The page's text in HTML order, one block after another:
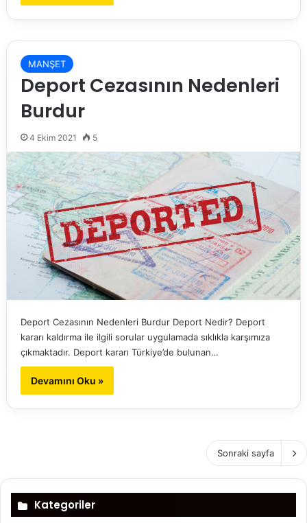
MANŞET
Deport Cezasının Nedenleri
Burdur
4 Ekim 2021 5
Deport Cezasının Nedenleri Burdur Deport Nedir? Deport
kararı kaldırma ile ilgili sorular uygulamada sıklıkla karşımıza
çıkmaktadır. Deport kararı Türkiye’de bulunan…
Devamını Oku »
Sonraki sayfa
Kategoriler